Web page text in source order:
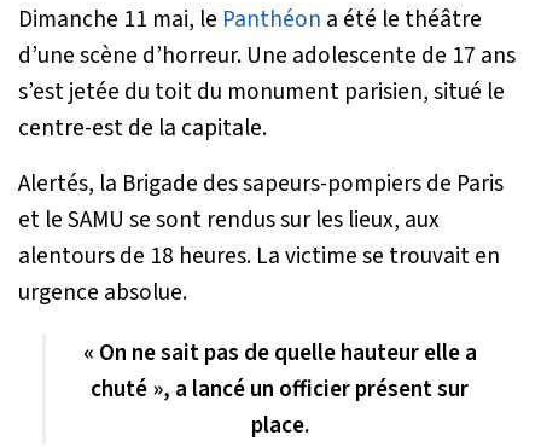
Dimanche 11 mai, le Panthéon a été le théâtre
d’une scène d’horreur. Une adolescente de 17 ans
s’est jetée du toit du monument parisien, situé le
centre-est de la capitale.
Alertés, la Brigade des sapeurs-pompiers de Paris
et le SAMU se sont rendus sur les lieux, aux
alentours de 18 heures. La victime se trouvait en
urgence absolue.
« On ne sait pas de quelle hauteur elle a
chuté », a lancé un officier présent sur
place.